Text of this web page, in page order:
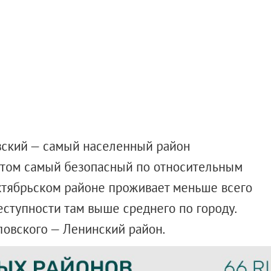
— самый населенный район
самый безопасный по относительным
районе проживает меньше всего
там выше среднего по городу.
— Ленинский район.